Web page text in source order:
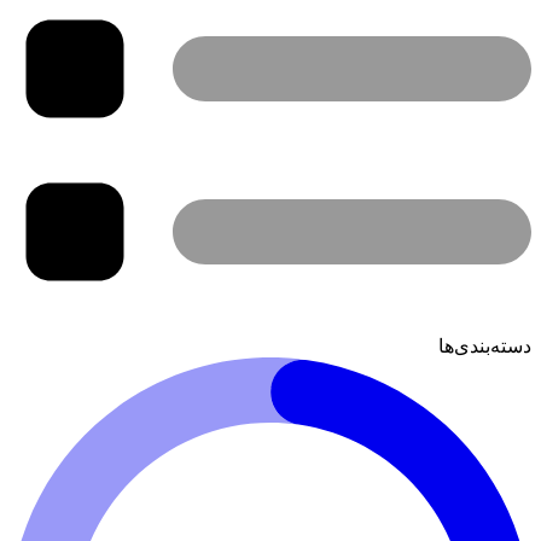
دسته‌بندی‌ها